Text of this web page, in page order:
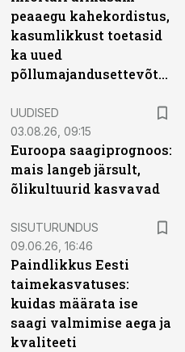
peaaegu kahekordistus,
kasumlikkust toetasid
ka uued
põllumajandusettevõtted
UUDISED
03.08.26, 09:15
Euroopa saagiprognoos:
mais langeb järsult,
õlikultuurid kasvavad
SISUTURUNDUS
09.06.26, 16:46
Paindlikkus Eesti
taimekasvatuses:
kuidas määrata ise
saagi valmimise aega ja
kvaliteeti